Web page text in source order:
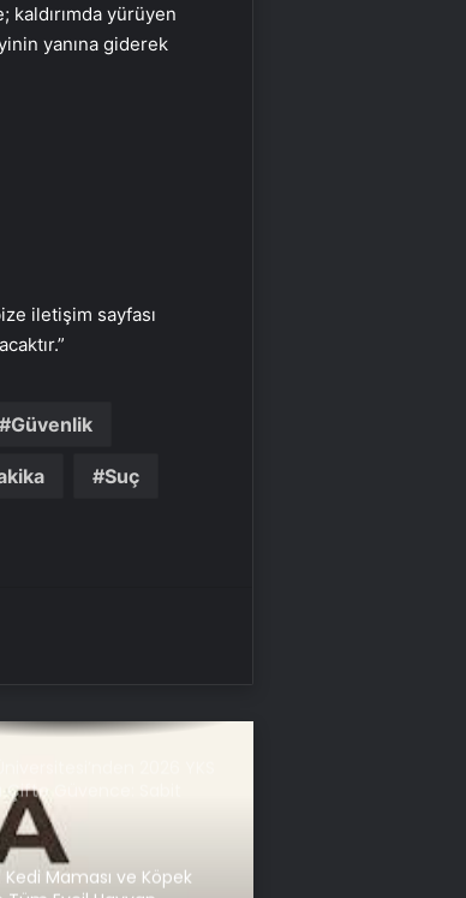
kaldırımda yürüyen
yanına giderek
iletişim sayfası
Güvenlik
Suç
Sınırları ve Ötesi :
SEO Ajansı ve Web
Burs
Maması ve Köpek
Tüm Evcil Hayvan